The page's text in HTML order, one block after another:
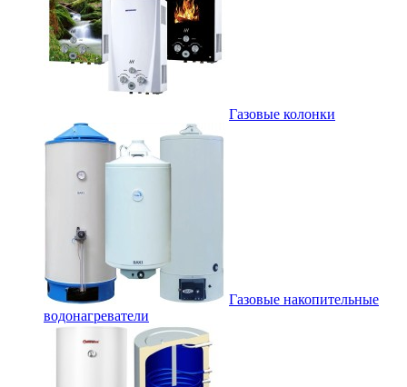
Газовые колонки
Газовые накопительные
водонагреватели